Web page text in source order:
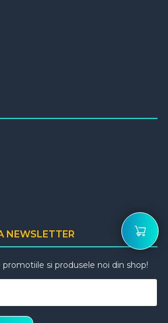
NEWSLETTER
si produsele noi din shop!